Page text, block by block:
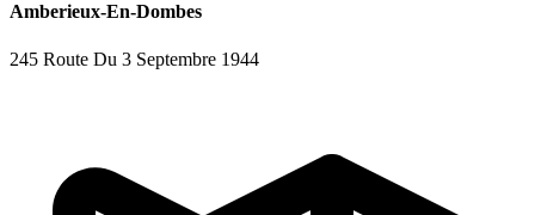
Amberieux-En-Dombes
245 Route Du 3 Septembre 1944